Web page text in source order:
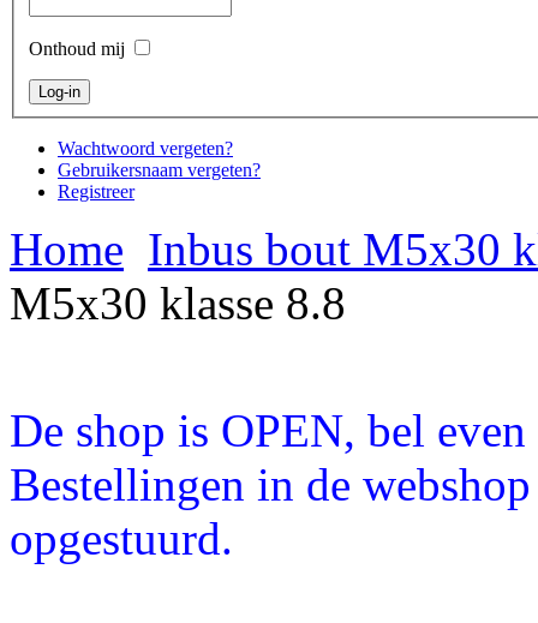
Onthoud mij
Wachtwoord vergeten?
Gebruikersnaam vergeten?
Registreer
Home Inbus bout M5x30
M5x30 klasse 8.8
De shop is OPEN, bel
Bestellingen in de
opgestuurd.